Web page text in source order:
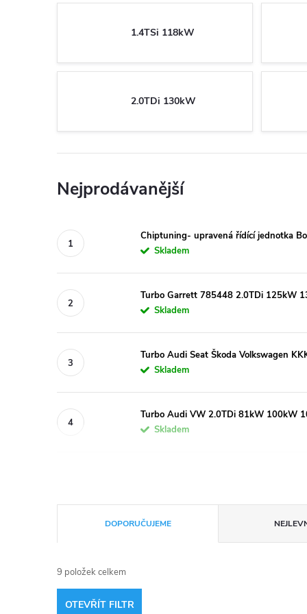
1.4TSi 118kW
2.0TDi 130kW
Nejprodávanější
Chiptuning- upravená řídící jednotka
Skladem
Turbo Garrett 785448 2.0TDi 125kW
Skladem
Turbo Audi Seat Škoda Volkswagen
Skladem
Turbo Audi VW 2.0TDi 81kW 100kW
Skladem
a
z
DOPORUČUJEME
9 položek celkem
OTEVŘÍT FILTR